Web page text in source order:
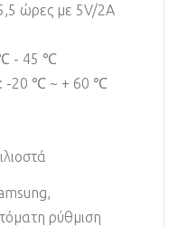
ώρες με 5V/2A
℃ - 45 ℃
-20 ℃ ~ + 60 ℃
ρύθμιση